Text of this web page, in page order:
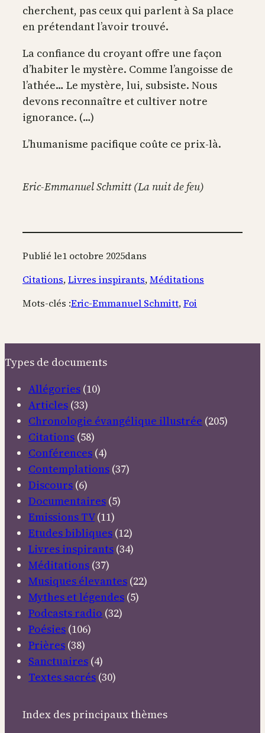
cherchent, pas ceux qui parlent à Sa place
en prétendant l’avoir trouvé.
La confiance du croyant offre une façon
d’habiter le mystère. Comme l’angoisse de
l’athée… Le mystère, lui, subsiste. Nous
devons reconnaître et cultiver notre
ignorance. (…)
L’humanisme pacifique coûte ce prix-là.
Eric-Emmanuel Schmitt (La nuit de feu)
Publié le1 octobre 2025dans
Citations, Livres inspirants, Méditations
Mots-clés :Eric-Emmanuel Schmitt, Foi
Types de documents
Allégories (10)
Articles (33)
Chronologie évangélique illustrée (205)
Citations (58)
Conférences (4)
Contemplations (37)
Discours (6)
Documentaires (5)
Emissions TV(11)
Etudes bibliques (12)
Livres inspirants (34)
Méditations (37)
Musiques élevantes (22)
Mythes et légendes (5)
Podcasts radio (32)
Poésies (106)
Prières (38)
Sanctuaires (4)
Textes sacrés (30)
Index des principaux thèmes